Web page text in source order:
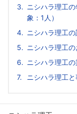
ニシハラ理工
象：1人）
ニシハラ理工の
ニシハラ理工
ニシハラ理工
ニシハラ理工